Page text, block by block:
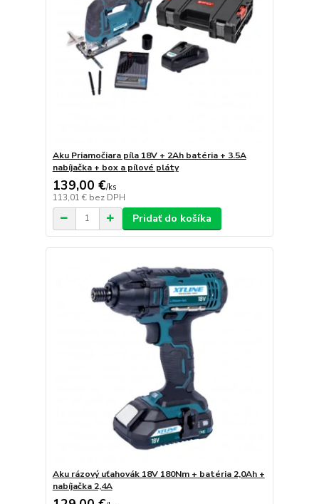
Aku Priamočiara píla 18V + 2Ah batéria + 3.5A
nabíjačka + box a pílové pláty
139,00 €/ks
113,01 € bez DPH
Pridať do košíka
Aku rázový uťahovák 18V 180Nm + batéria 2,0Ah +
nabíjačka 2,4A